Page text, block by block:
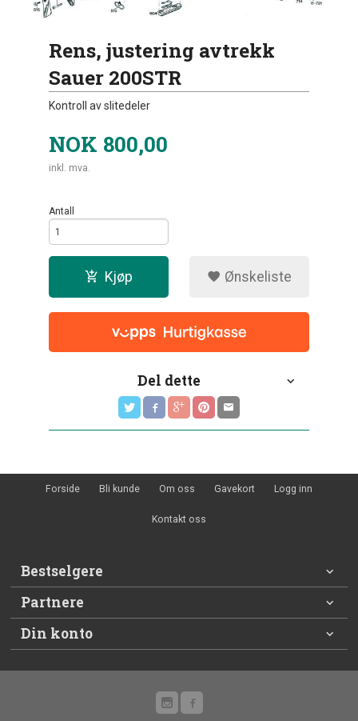
Rens, justering avtrekk
Sauer 200STR
Kontroll av slitedeler
NOK 800,00
inkl. mva.
Antall
Kjøp Ønskeliste
Del dette
Forside Bli kunde Om oss Gavekort Logg inn
Kontakt oss
Bestselgere
Partnere
Din konto